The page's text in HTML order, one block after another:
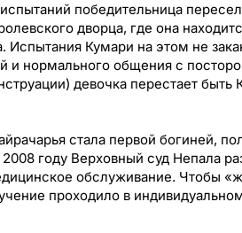
победительница
дворца, где она
Испытания Кумари на этом не
и нормального общения с
девочка перестает быть
стала первой богиней,
году Верховный суд Непала
обслуживание. Чтобы
проходило в